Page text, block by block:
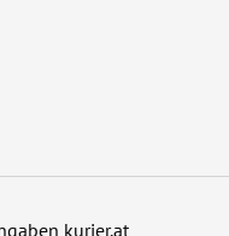
kurier.at